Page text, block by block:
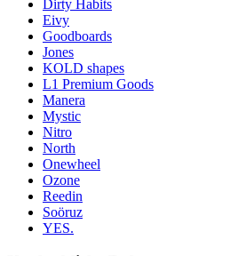
Dirty Habits
Eivy
Goodboards
Jones
KOLD shapes
L1 Premium Goods
Manera
Mystic
Nitro
North
Onewheel
Ozone
Reedin
Soöruz
YES.